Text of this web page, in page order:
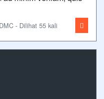
- Dilihat 55 kali